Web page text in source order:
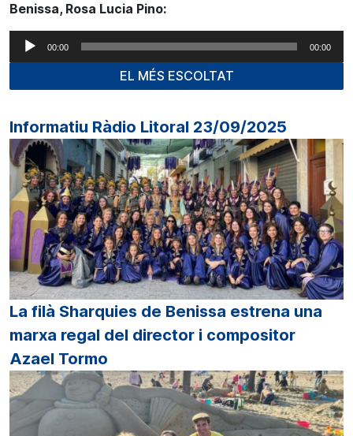
Benissa, Rosa Lucia Pino:
Reproductor
d'àudio
00:00 00:00
EL MÉS ESCOLTAT
Informatiu Ràdio Litoral 23/09/2025
La filà Sharquies de Benissa estrena una
marxa regal del director i compositor
Azael Tormo